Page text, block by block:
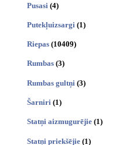
Pusasi (4)
Putekļuizsargi (1)
Riepas (10409)
Rumbas (3)
Rumbas gultņi (3)
Šarniri (1)
Statņi aizmugurējie (1)
Statņi priekšējie (1)